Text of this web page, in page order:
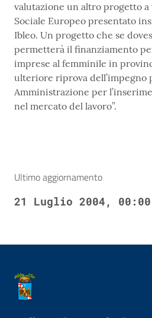
valutazione un altro progetto a
Sociale Europeo presentato
Ibleo. Un progetto che se
permetterà il finanziamento
imprese al femminile in
ulteriore riprova dell’impegno
Amministrazione per
nel mercato del lavoro”.
Ultimo aggiornamento
21 Luglio 2004, 00:00